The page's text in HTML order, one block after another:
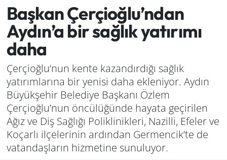
Başkan Çerçioğlu’ndan
Aydın’a bir sağlık yatırımı
daha
Çerçioğlu’nun kente kazandırdığı sağlık
yatırımlarına bir yenisi daha ekleniyor. Aydın
Büyükşehir Belediye Başkanı Özlem
Çerçioğlu’nun öncülüğünde hayata geçirilen
Ağız ve Diş Sağlığı Poliklinikleri, Nazilli, Efeler ve
Koçarlı ilçelerinin ardından Germencik’te de
vatandaşların hizmetine sunuluyor.
Genel
Haber
Izmir
Kütahya
Manisa
Muğla
Son Dakika Haberleri
Haber Arşivi